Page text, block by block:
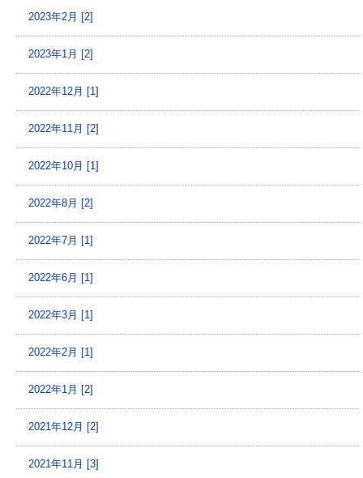
2023年2月 [2]
2023年1月 [2]
2022年12月 [1]
2022年11月 [2]
2022年10月 [1]
2022年8月 [2]
2022年7月 [1]
2022年6月 [1]
2022年3月 [1]
2022年2月 [1]
2022年1月 [2]
2021年12月 [2]
2021年11月 [3]